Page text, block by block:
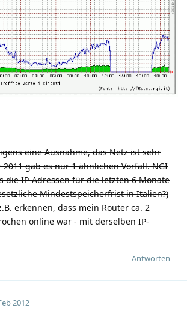
eine Ausnahme, das Netz ist sehr
gab es nur 1 ähnlichen Vorfall. NGI
die IP-Adressen für die letzten 6 Monate
Mindestspeicherfrist in Italien?)
erkennen, dass mein Router ca. 2
online war - mit derselben IP-
Antworten
2012